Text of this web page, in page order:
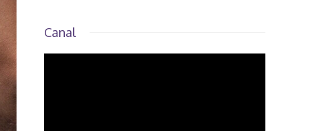
Canal